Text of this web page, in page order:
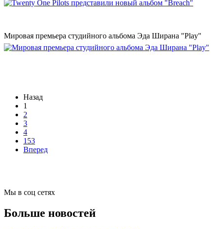
Мировая премьера студийного альбома Эда Ширана "Play"
Назад
1
2
3
4
153
Вперед
Мы в соц сетях
Больше новостей